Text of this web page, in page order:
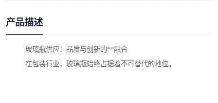
产品描述
玻璃瓶供应：品质与创新的**融合
在包装行业，玻璃瓶始终占据着不可替代的地位。